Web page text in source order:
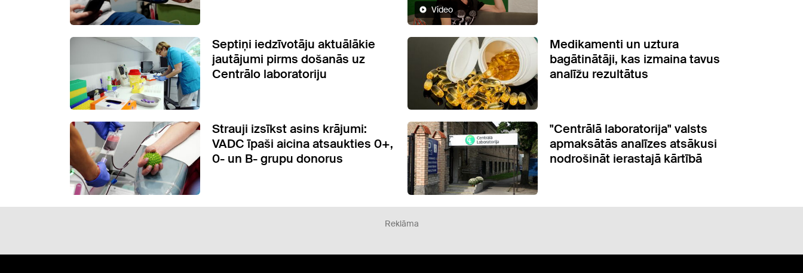
Video
Septiņi iedzīvotāju aktuālākie
jautājumi pirms došanās uz
Centrālo laboratoriju
Medikamenti un uztura
bagātinātāji, kas izmaina tavus
analīžu rezultātus
Strauji izsīkst asins krājumi:
VADC īpaši aicina atsaukties 0+,
0- un B- grupu donorus
"Centrālā laboratorija" valsts
apmaksātās analīzes atsākusi
nodrošināt ierastajā kārtībā
Reklāma